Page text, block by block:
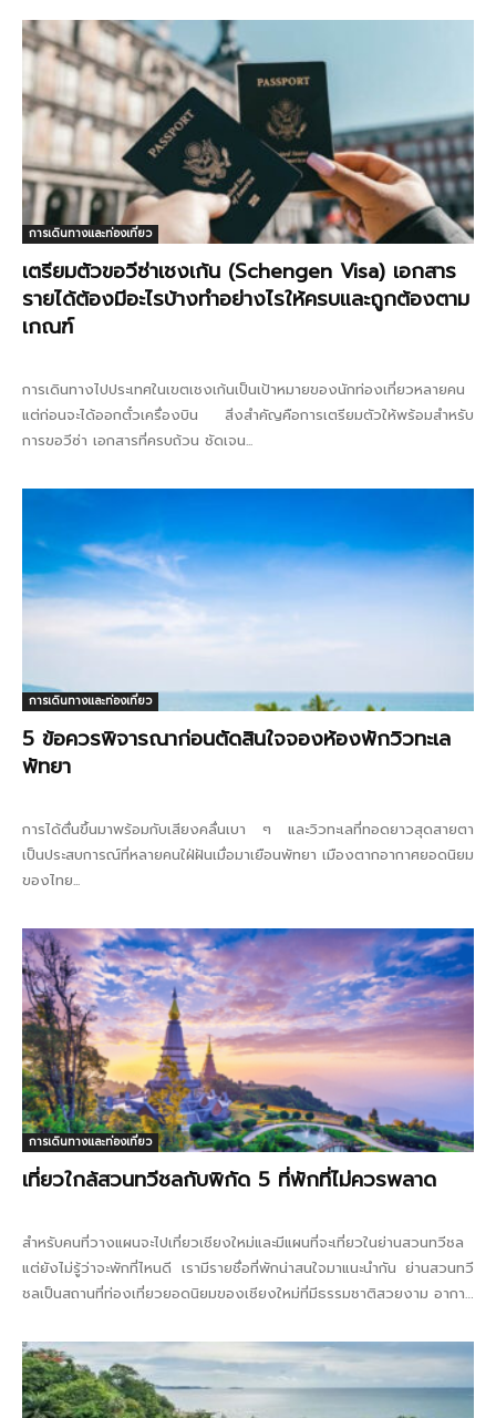
การเดินทางและท่องเที่ยว
เตรียมตัวขอวีซ่าเชงเก้น (Schengen Visa) เอกสาร
รายได้ต้องมีอะไรบ้างทำอย่างไรให้ครบและถูกต้องตาม
เกณฑ์
การเดินทางไปประเทศในเขตเชงเก้นเป็นเป้าหมายของนักท่องเที่ยวหลายคน
แต่ก่อนจะได้ออกตั๋วเครื่องบิน สิ่งสำคัญคือการเตรียมตัวให้พร้อมสำหรับ
การขอวีซ่า เอกสารที่ครบถ้วน ชัดเจน...
การเดินทางและท่องเที่ยว
5 ข้อควรพิจารณาก่อนตัดสินใจจองห้องพักวิวทะเล
พัทยา
การได้ตื่นขึ้นมาพร้อมกับเสียงคลื่นเบา ๆ และวิวทะเลที่ทอดยาวสุดสายตา
เป็นประสบการณ์ที่หลายคนใฝ่ฝันเมื่อมาเยือนพัทยา เมืองตากอากาศยอดนิยม
ของไทย...
การเดินทางและท่องเที่ยว
เที่ยวใกล้สวนทวีชลกับพิกัด 5 ที่พักที่ไม่ควรพลาด
สำหรับคนที่วางแผนจะไปเที่ยวเชียงใหม่และมีแผนที่จะเที่ยวในย่านสวนทวีชล
แต่ยังไม่รู้ว่าจะพักที่ไหนดี เรามีรายชื่อที่พักน่าสนใจมาแนะนำกัน ย่านสวนทวี
ชลเป็นสถานที่ท่องเที่ยวยอดนิยมของเชียงใหม่ที่มีธรรมชาติสวยงาม อากาศ